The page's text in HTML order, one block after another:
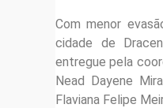
Com menor
cidade de
entregue pela
Nead Dayene
Flaviana Felipe